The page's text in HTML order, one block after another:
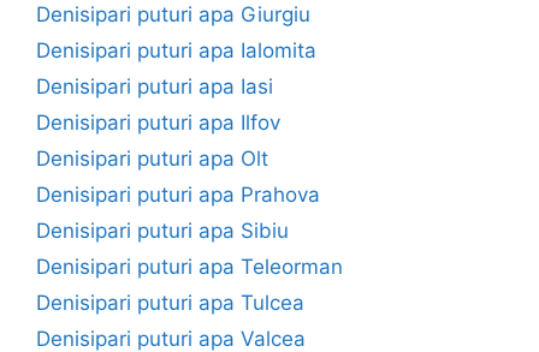
Denisipari puturi apa Giurgiu
Denisipari puturi apa Ialomita
Denisipari puturi apa Iasi
Denisipari puturi apa Ilfov
Denisipari puturi apa Olt
Denisipari puturi apa Prahova
Denisipari puturi apa Sibiu
Denisipari puturi apa Teleorman
Denisipari puturi apa Tulcea
Denisipari puturi apa Valcea